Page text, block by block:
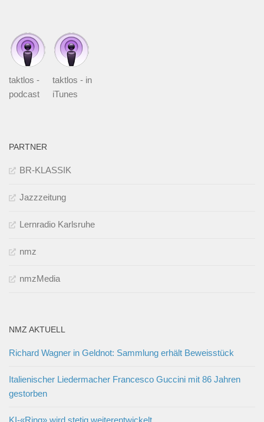
taktlos -
podcast
taktlos - in
iTunes
PARTNER
BR-KLASSIK
Jazzzeitung
Lernradio Karlsruhe
nmz
nmzMedia
NMZ AKTUELL
Richard Wagner in Geldnot: Sammlung erhält Beweisstück
Italienischer Liedermacher Francesco Guccini mit 86 Jahren
gestorben